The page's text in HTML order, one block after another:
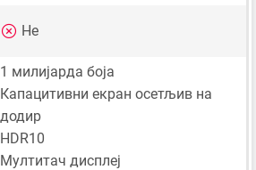
Не
1 милијарда боја
Капацитивни екран осетљив на
додир
HDR10
Мултитач дисплеј